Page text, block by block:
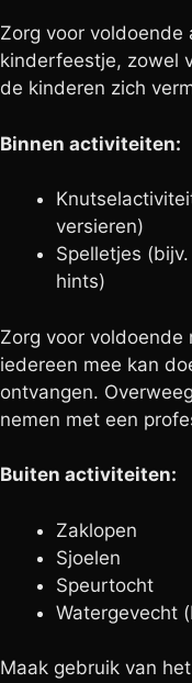
Zorg voor
kinderfeestje, zowel
de kinderen zich
Binnen activiteiten:
versieren)
Spelletjes
hints)
Zorg voor voldoende
iedereen mee kan
ontvangen.
nemen met een
Buiten activiteiten:
Zaklopen
Sjoelen
Speurtocht
Watergevecht
Maak gebruik van